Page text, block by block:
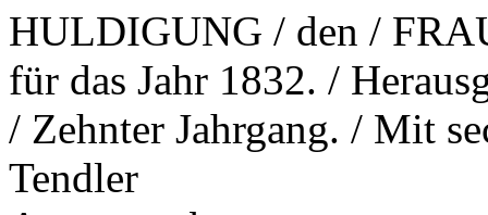
HULDIGUNG / den /
für das Jahr 1832. /
/ Zehnter Jahrgang. / Mit
Tendler